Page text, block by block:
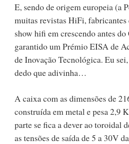
E, sendo de origem europeia (a
muitas revistas HiFi, fabricantes
show hifi em crescendo antes
garantido um Prémio EISA de
de Inovação Tecnológica. Eu
dedo que adivinha…
A caixa com as dimensões de
construída em metal e pesa 2,9
parte se fica a dever ao toroidal
as tensões de saída de 5 a 30V